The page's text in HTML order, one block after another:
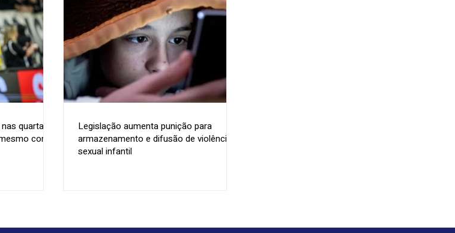
quartas
com
Legislação aumenta punição para
armazenamento e difusão de violência
sexual infantil